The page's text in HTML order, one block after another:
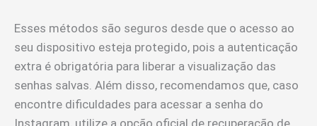
Esses métodos são seguros desde que o acesso ao
seu dispositivo esteja protegido, pois a autenticação
extra é obrigatória para liberar a visualização das
senhas salvas. Além disso, recomendamos que, caso
encontre dificuldades para acessar a senha do
Instagram, utilize a opção oficial de recuperação de